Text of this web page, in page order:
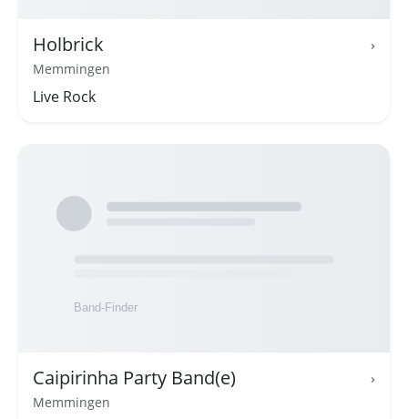
Holbrick ›
Memmingen
Live Rock
Caipirinha Party Band(e) ›
Memmingen